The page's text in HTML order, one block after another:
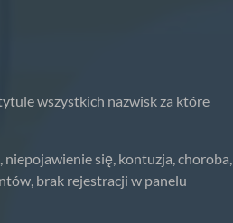
wszystkich nazwisk za które
się, kontuzja, choroba,
brak rejestracji w panelu